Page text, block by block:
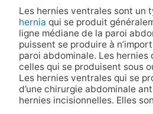
Les hernies ventrales sont un
hernia qui se produit
ligne médiane de la paroi
puissent se produire à
paroi abdominale. Les hernies
celles qui se produisent sous
Les hernies ventrales qui se
d’une chirurgie abdominale
hernies incisionnelles. Elles